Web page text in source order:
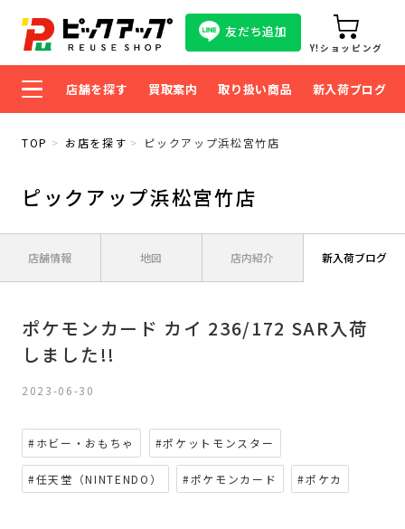
友だち追加
Y!ショッピング
店舗を探す 買取案内 取り扱い商品 新入荷ブログ
TOP お店を探す ピックアップ浜松宮竹店
ピックアップ浜松宮竹店
店舗情報 地図 店内紹介 新入荷ブログ
ポケモンカード カイ 236/172 SAR入荷
しました!!
2023-06-30
#ホビー・おもちゃ #ポケットモンスター
#任天堂（NINTENDO） #ポケモンカード #ポケカ